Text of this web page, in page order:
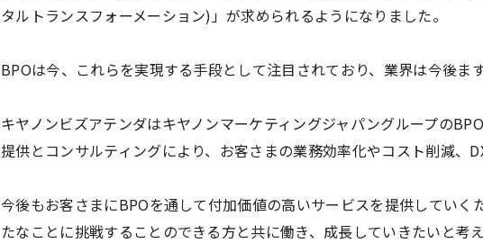
タルトランスフォーメーション)」が求められるようになりました。
BPOは今、これらを実現する手段として注目されており、業界は今後ま
キヤノンビズアテンダはキヤノンマーケティングジャパングループの
提供とコンサルティングにより、お客さまの業務効率化やコスト削減、
今後もお客さまにBPOを通して付加価値の高いサービスを提供していく
たなことに挑戦することのできる方と共に働き、成長していきたいと考え